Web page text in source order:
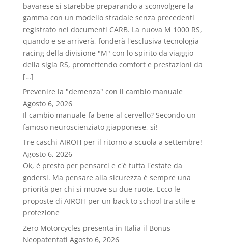
bavarese si starebbe preparando a sconvolgere la
gamma con un modello stradale senza precedenti
registrato nei documenti CARB. La nuova M 1000 RS,
quando e se arriverà, fonderà l'esclusiva tecnologia
racing della divisione "M" con lo spirito da viaggio
della sigla RS, promettendo comfort e prestazioni da
[…]
Prevenire la "demenza" con il cambio manuale
Agosto 6, 2026
Il cambio manuale fa bene al cervello? Secondo un
famoso neuroscienziato giapponese, sì!
Tre caschi AIROH per il ritorno a scuola a settembre!
Agosto 6, 2026
Ok, è presto per pensarci e c'è tutta l'estate da
godersi. Ma pensare alla sicurezza è sempre una
priorità per chi si muove su due ruote. Ecco le
proposte di AIROH per un back to school tra stile e
protezione
Zero Motorcycles presenta in Italia il Bonus
Neopatentati Agosto 6, 2026